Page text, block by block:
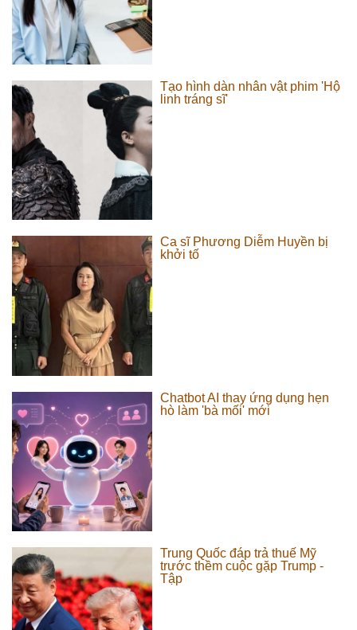
Tạo hình dàn nhân vật phim 'Hộ
linh tráng sĩ'
Ca sĩ Phương Diễm Huyền bị
khởi tố
Chatbot AI thay ứng dụng hẹn
hò làm 'bà mối' mới
Trung Quốc đáp trả thuế Mỹ
trước thềm cuộc gặp Trump -
Tập